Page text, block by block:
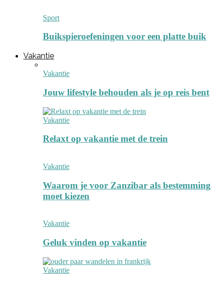
Sport
Buikspieroefeningen voor een platte buik
Vakantie
Vakantie
Jouw lifestyle behouden als je op reis bent
Vakantie
Relaxt op vakantie met de trein
Vakantie
Waarom je voor Zanzibar als bestemming
moet kiezen
Vakantie
Geluk vinden op vakantie
Vakantie